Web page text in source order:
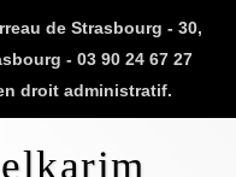
de Strasbourg - 30,
- 03 90 24 67 27
droit administratif.